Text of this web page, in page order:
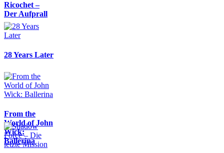
Ricochet –
Der Aufprall
28 Years Later
From the
World of John
Wick:
Ballerina